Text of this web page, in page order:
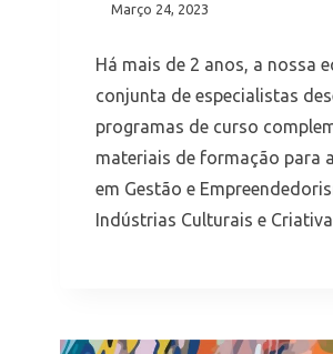
Março 24, 2023
Há mais de 2 anos, a nossa
conjunta de especialistas
programas de curso
materiais de formação para
em Gestão e
Indústrias Culturais e